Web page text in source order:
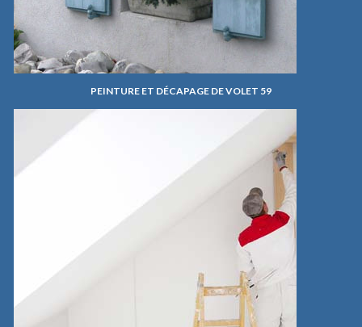
PEINTURE ET DÉCAPAGE DE VOLET 59